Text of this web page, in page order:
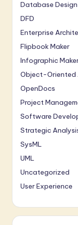
Database Design
DFD
Enterprise
Flipbook Maker
Infographic
Object-Oriented
OpenDocs
Project
Software
Strategic
SysML
UML
Uncategorized
User Experience